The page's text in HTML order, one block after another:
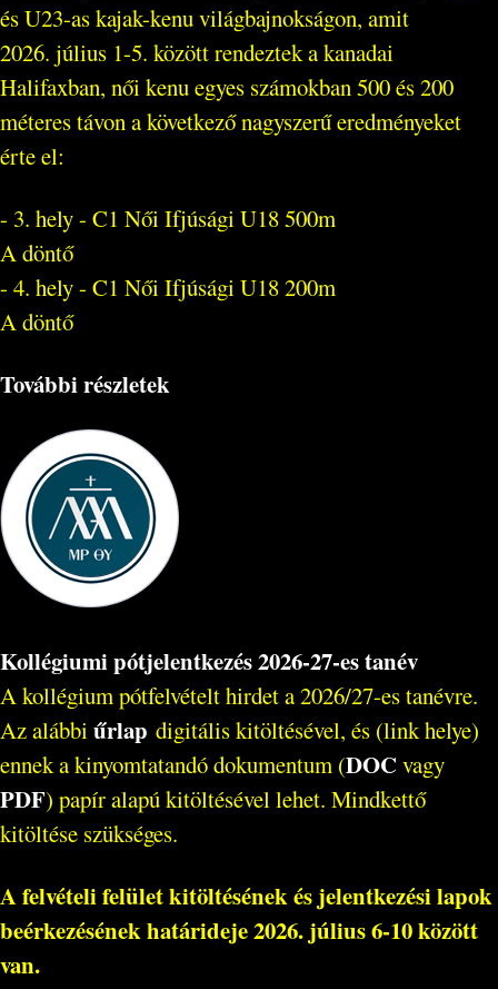
és U23-as kajak-kenu világbajnokságon, amit
2026. július 1-5. között rendeztek a kanadai
Halifaxban, női kenu egyes számokban 500 és 200
méteres távon a következő nagyszerű eredményeket
érte el:
- 3. hely - C1 Női Ifjúsági U18 500m
A döntő
- 4. hely - C1 Női Ifjúsági U18 200m
A döntő
További részletek
Kollégiumi pótjelentkezés 2026-27-es tanév
A kollégium pótfelvételt hirdet a 2026/27-es tanévre.
Az alábbi űrlap digitális kitöltésével, és (link helye)
ennek a kinyomtatandó dokumentum (DOC vagy
PDF) papír alapú kitöltésével lehet. Mindkettő
kitöltése szükséges.
A felvételi felület kitöltésének és jelentkezési lapok
beérkezésének határideje2026. július 6-10 között
van.